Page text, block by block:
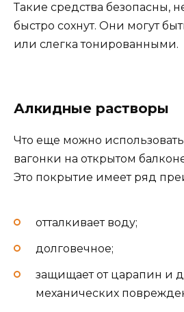
Такие средства безопасны,
быстро сохнут. Они могут
или слегка тонированными.
Алкидные растворы
Что еще можно
вагонки на открытом
Это покрытие имеет ряд
отталкивает воду;
долговечное;
защищает от царапин и
механических